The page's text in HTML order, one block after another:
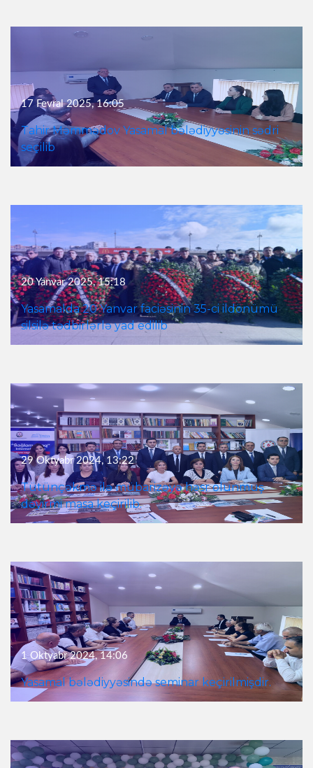
17 Fevral 2025, 16:05
Tahir Məmmədov Yasamal bələdiyyəsinin sədri
seçilib
20 Yanvar 2025, 15:18
Yasamalda 20 Yanvar faciəsinin 35-ci ildönümü
silsilə tədbirlərlə yad edilib
29 Oktyabr 2024, 13:22
Tütünçəkmə ilə mübarizəyə həsr olunmuş
dəyirmi masa keçirilib.
1 Oktyabr 2024, 14:06
Yasamal bələdiyyəsində seminar keçirilmişdir.